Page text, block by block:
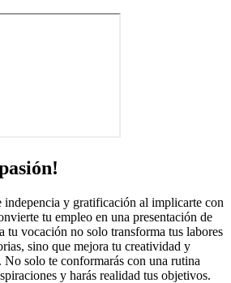
indepencia y gratificación al implicarte con
tu empleo en una presentación de
tu vocación no solo transforma tus labores
sino que mejora tu creatividad y
No solo te conformarás con una rutina
y harás realidad tus objetivos.